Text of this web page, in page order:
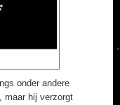
onder andere
, maar hij verzorgt